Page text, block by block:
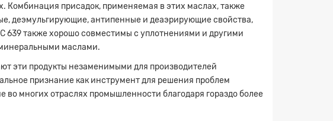
Комбинация присадок, применяемая в этих маслах, также
деэмульгирующие, антипенные и деаэрирующие свойства,
639 также хорошо совместимы с уплотнениями и другими
маслами.
эти продукты незаменимыми для производителей
признание как инструмент для решения проблем
многих отраслях промышленности благодаря гораздо более